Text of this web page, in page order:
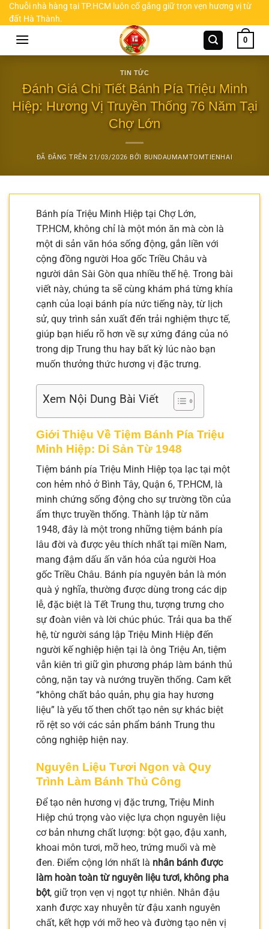
Chuyển
đến
Chuỗi nhà hàng tại TP.HCM luôn cố gắng giữ trọn vẹn hương vị từ
đất Hà Thành.
0
TIN TỨC
Đánh Giá Chi Tiết Bánh Pía Triệu Minh
Hiệp: Hương Vị Truyền Thống 76 Năm Tại
Chợ Lớn
ĐÃ ĐĂNG TRÊN21/03/2026 BỞI BUNDAUMAMTOMTIENHAI
Bánh pía Triệu Minh Hiệp tại Chợ Lớn,
TP.HCM, không chỉ là một món ăn mà còn là
một di sản văn hóa sống động, gắn liền với
cộng đồng người Hoa gốc Triều Châu và
người dân Sài Gòn qua nhiều thế hệ. Trong bài
viết này, chúng ta sẽ cùng khám phá từng khía
cạnh của loại bánh pía nức tiếng này, từ lịch
sử, quy trình sản xuất đến trải nghiệm thực tế,
giúp bạn hiểu rõ hơn về sự xứng đáng của nó
trong dịp Trung thu hay bất kỳ lúc nào bạn
muốn thưởng thức hương vị đặc trưng.
Xem Nội Dung Bài Viết
Giới Thiệu Về Tiệm Bánh Pía Triệu
Minh Hiệp: Di Sản Từ 1948
Tiệm bánh pía Triệu Minh Hiệp tọa lạc tại một
con hẻm nhỏ ở Bình Tây, Quận 6, TP.HCM, là
minh chứng sống động cho sự trường tồn của
ẩm thực truyền thống. Thành lập từ năm
1948, đây là một trong những tiệm bánh pía
lâu đời và được yêu thích nhất tại miền Nam,
mang đậm dấu ấn văn hóa của người Hoa
gốc Triều Châu. Bánh pía nguyên bản là món
quà ý nghĩa, thường được dùng trong các dịp
lễ, đặc biệt là Tết Trung thu, tượng trưng cho
sự đoàn viên và lời chúc phúc. Trải qua ba thế
hệ, từ người sáng lập Triệu Minh Hiệp đến
người kế nghiệp hiện tại là ông Triệu An, tiệm
vẫn kiên trì giữ gìn phương pháp làm bánh thủ
công, nặn tay và nướng truyền thống. Cam kết
“không chất bảo quản, phụ gia hay hương
liệu” là yếu tố then chốt tạo nên sự khác biệt
rõ rệt so với các sản phẩm bánh Trung thu
công nghiệp hiện nay.
Nguyên Liệu Tươi Ngon và Quy
Trình Làm Bánh Thủ Công
Để tạo nên hương vị đặc trưng, Triệu Minh
Hiệp chú trọng vào việc lựa chọn nguyên liệu
cơ bản nhưng chất lượng: bột gạo, đậu xanh,
khoai môn tươi, mỡ heo, trứng muối và mè
đen. Điểm cộng lớn nhất là nhân bánh được
làm hoàn toàn từ nguyên liệu tươi, không pha
bột, giữ trọn vẹn vị ngọt tự nhiên. Nhân đậu
xanh được xay nhuyễn từ đậu xanh nguyên
chất, kết hợp với mỡ heo và đường tạo nên vị